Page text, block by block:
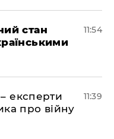
стан
11:54
експерти
про війну
11:39